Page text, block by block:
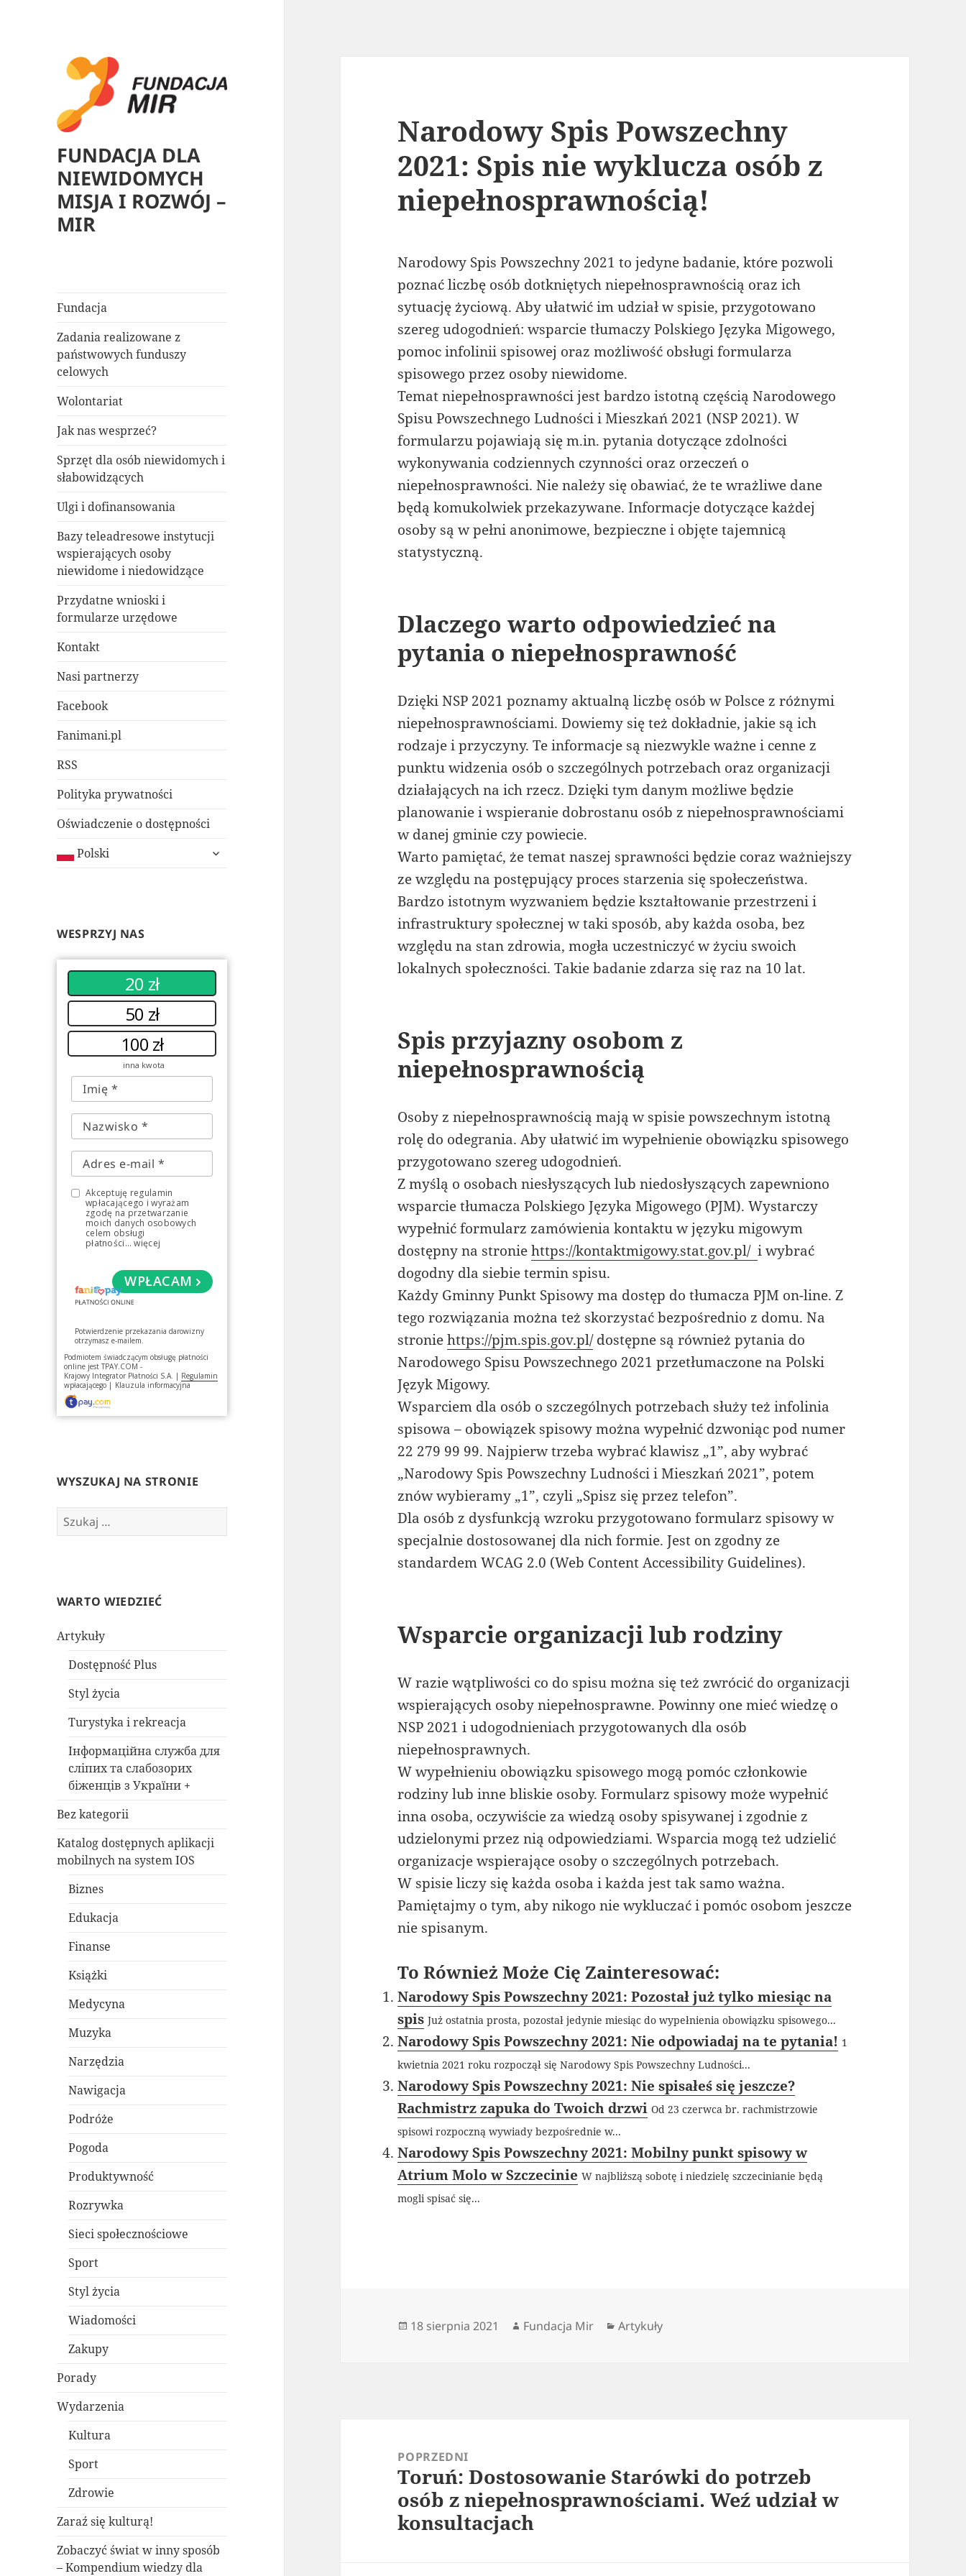
FUNDACJA DLA
NIEWIDOMYCH
MISJA I ROZWÓJ –
MIR
Fundacja
Zadania realizowane z
państwowych funduszy
celowych
Wolontariat
Jak nas wesprzeć?
Sprzęt dla osób niewidomych i
słabowidzących
Ulgi i dofinansowania
Bazy teleadresowe instytucji
wspierających osoby
niewidome i niedowidzące
Przydatne wnioski i
formularze urzędowe
Kontakt
Nasi partnerzy
Facebook
Fanimani.pl
RSS
Polityka prywatności
Oświadczenie o dostępności
Polski
rozwiń
WESPRZYJ NAS
20 zł
50 zł
100 zł
inna kwota
Akceptuję regulamin
wpłacającego i wyrażam
zgodę na przetwarzanie
moich danych osobowych
celem obsługi
płatności... więcej
WPŁACAM
Potwierdzenie przekazania darowizny
otrzymasz e-mailem.
Podmiotem świadczącym obsługę płatności
online jestTPAY.COM -
Krajowy Integrator Płatności S.A. | Regulamin
wpłacającego | Klauzula informacyjna
WYSZUKAJ NA STRONIE
Szukaj:
WARTO WIEDZIEĆ
Artykuły
Dostępność Plus
Styl życia
Turystyka i rekreacja
Інформаційна служба для
сліпих та слабозорих
біженців з України +
Bez kategorii
Katalog dostępnych aplikacji
mobilnych na system IOS
Biznes
Edukacja
Finanse
Książki
Medycyna
Muzyka
Narzędzia
Nawigacja
Podróże
Pogoda
Produktywność
Rozrywka
Sieci społecznościowe
Sport
Styl życia
Wiadomości
Zakupy
Porady
Wydarzenia
Kultura
Sport
Zdrowie
Zaraź się kulturą!
Zobaczyć świat w inny sposób
– Kompendium wiedzy dla
Narodowy Spis Powszechny
2021: Spis nie wyklucza osób z
niepełnosprawnością!
Narodowy Spis Powszechny 2021 to jedyne badanie, które pozwoli
poznać liczbę osób dotkniętych niepełnosprawnością oraz ich
sytuację życiową. Aby ułatwić im udział w spisie, przygotowano
szereg udogodnień: wsparcie tłumaczy Polskiego Języka Migowego,
pomoc infolinii spisowej oraz możliwość obsługi formularza
spisowego przez osoby niewidome.
Temat niepełnosprawności jest bardzo istotną częścią Narodowego
Spisu Powszechnego Ludności i Mieszkań 2021 (NSP 2021). W
formularzu pojawiają się m.in. pytania dotyczące zdolności
wykonywania codziennych czynności oraz orzeczeń o
niepełnosprawności. Nie należy się obawiać, że te wrażliwe dane
będą komukolwiek przekazywane. Informacje dotyczące każdej
osoby są w pełni anonimowe, bezpieczne i objęte tajemnicą
statystyczną.
Dlaczego warto odpowiedzieć na
pytania o niepełnosprawność
Dzięki NSP 2021 poznamy aktualną liczbę osób w Polsce z różnymi
niepełnosprawnościami. Dowiemy się też dokładnie, jakie są ich
rodzaje i przyczyny. Te informacje są niezwykle ważne i cenne z
punktu widzenia osób o szczególnych potrzebach oraz organizacji
działających na ich rzecz. Dzięki tym danym możliwe będzie
planowanie i wspieranie dobrostanu osób z niepełnosprawnościami
w danej gminie czy powiecie.
Warto pamiętać, że temat naszej sprawności będzie coraz ważniejszy
ze względu na postępujący proces starzenia się społeczeństwa.
Bardzo istotnym wyzwaniem będzie kształtowanie przestrzeni i
infrastruktury społecznej w taki sposób, aby każda osoba, bez
względu na stan zdrowia, mogła uczestniczyć w życiu swoich
lokalnych społeczności. Takie badanie zdarza się raz na 10 lat.
Spis przyjazny osobom z
niepełnosprawnością
Osoby z niepełnosprawnością mają w spisie powszechnym istotną
rolę do odegrania. Aby ułatwić im wypełnienie obowiązku spisowego
przygotowano szereg udogodnień.
Z myślą o osobach niesłyszących lub niedosłyszących zapewniono
wsparcie tłumacza Polskiego Języka Migowego (PJM). Wystarczy
wypełnić formularz zamówienia kontaktu w języku migowym
dostępny na stroniehttps://kontaktmigowy.stat.gov.pl/i wybrać
dogodny dla siebie termin spisu.
Każdy Gminny Punkt Spisowy ma dostęp do tłumacza PJM on-line. Z
tego rozwiązania można też skorzystać bezpośrednio z domu. Na
stroniehttps://pjm.spis.gov.pl/dostępne są również pytania do
Narodowego Spisu Powszechnego 2021 przetłumaczone na Polski
Język Migowy.
Wsparciem dla osób o szczególnych potrzebach służy też infolinia
spisowa – obowiązek spisowy można wypełnić dzwoniąc pod numer
22 279 99 99. Najpierw trzeba wybrać klawisz „1”, aby wybrać
„Narodowy Spis Powszechny Ludności i Mieszkań 2021”, potem
znów wybieramy „1”, czyli „Spisz się przez telefon”.
Dla osób z dysfunkcją wzroku przygotowano formularz spisowy w
specjalnie dostosowanej dla nich formie. Jest on zgodny ze
standardem WCAG 2.0 (Web Content Accessibility Guidelines).
Wsparcie organizacji lub rodziny
W razie wątpliwości co do spisu można się też zwrócić do organizacji
wspierających osoby niepełnosprawne. Powinny one mieć wiedzę o
NSP 2021 i udogodnieniach przygotowanych dla osób
niepełnosprawnych.
W wypełnieniu obowiązku spisowego mogą pomóc członkowie
rodziny lub inne bliskie osoby. Formularz spisowy może wypełnić
inna osoba, oczywiście za wiedzą osoby spisywanej i zgodnie z
udzielonymi przez nią odpowiedziami. Wsparcia mogą też udzielić
organizacje wspierające osoby o szczególnych potrzebach.
W spisie liczy się każda osoba i każda jest tak samo ważna.
Pamiętajmy o tym, aby nikogo nie wykluczać i pomóc osobom jeszcze
nie spisanym.
To Również Może Cię Zainteresować:
Narodowy Spis Powszechny 2021: Pozostał już tylko miesiąc na
spis Już ostatnia prosta, pozostał jedynie miesiąc do wypełnienia obowiązku spisowego...
Narodowy Spis Powszechny 2021: Nie odpowiadaj na te pytania! 1
kwietnia 2021 roku rozpoczął się Narodowy Spis Powszechny Ludności...
Narodowy Spis Powszechny 2021: Nie spisałeś się jeszcze?
Rachmistrz zapuka do Twoich drzwi Od 23 czerwca br. rachmistrzowie
spisowi rozpoczną wywiady bezpośrednie w...
Narodowy Spis Powszechny 2021: Mobilny punkt spisowy w
Atrium Molo w Szczecinie W najbliższą sobotę i niedzielę szczecinianie będą
mogli spisać się...
Data
18 sierpnia 2021 Autor
Fundacja Mir Kategorie
Artykuły
POPRZEDNI
Poprzedni
wpis:
Toruń: Dostosowanie Starówki do potrzeb
osób z niepełnosprawnościami. Weź udział w
konsultacjach